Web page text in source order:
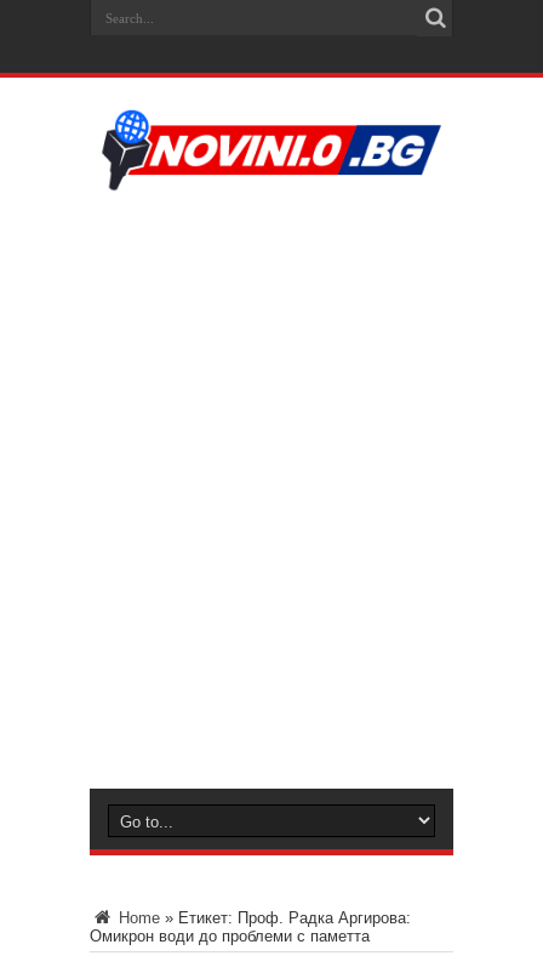
Home » Етикет: Проф. Радка Аргирова:
Омикрон води до проблеми с паметта